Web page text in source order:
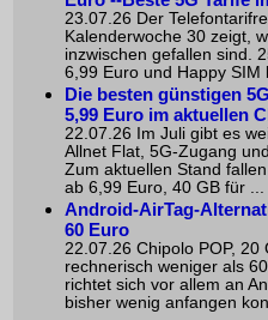
23.07.26 Der
Kalenderwoche 30 zeigt,
inzwischen gefallen sind.
6,99 Euro und Happy SIM
Die besten günstigen
5,99 Euro im aktuellen
22.07.26 Im Juli gibt es
Allnet Flat, 5G-Zugang
Zum aktuellen Stand
ab 6,99 Euro, 40 GB für ...
Android-AirTag-
60 Euro
22.07.26 Chipolo POP, 20
rechnerisch weniger als
richtet sich vor allem an
bisher wenig anfangen